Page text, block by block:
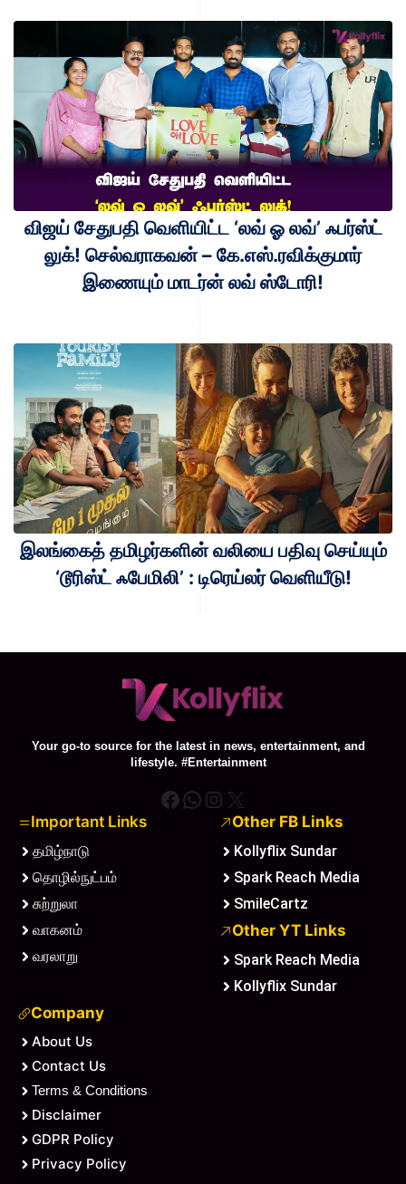
விஜய் சேதுபதி வெளியிட்ட ‘லவ் ஓ லவ்’ ஃபர்ஸ்ட்
லுக்! செல்வராகவன் – கே.எஸ்.ரவிக்குமார்
இணையும் மாடர்ன் லவ் ஸ்டோரி!
இலங்கைத் தமிழர்களின் வலியை பதிவு செய்யும்
‘டூரிஸ்ட் ஃபேமிலி’ : டிரெய்லர் வெளியீடு!
Your go-to source for the latest in news, entertainment, and
lifestyle. #Entertainment
Facebook
WhatsApp
Instagram
X
Important Links
தமிழ்நாடு
தொழில்நுட்பம்
சுற்றுலா
வாகனம்
வரலாறு
Other FB Links
Kollyflix Sundar
Spark Reach Media
SmileCartz
Other YT Links
Spark Reach Media
Kollyflix Sundar
Company
About Us
Contact Us
Terms & Conditions
Disclaimer
GDPR Policy
Privacy Policy